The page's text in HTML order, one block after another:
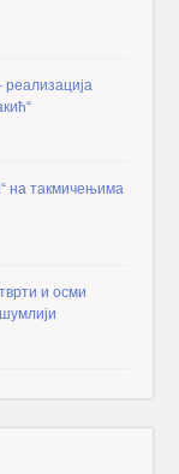
на такмичењима
и осми